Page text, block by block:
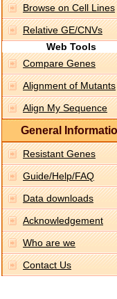
Browse on Cell Lines
Relative GE/CNVs
Web Tools
Compare Genes
Alignment of Mutants
Align My Sequence
General
Resistant Genes
Guide/Help/FAQ
Data downloads
Acknowledgement
Who are we
Contact Us